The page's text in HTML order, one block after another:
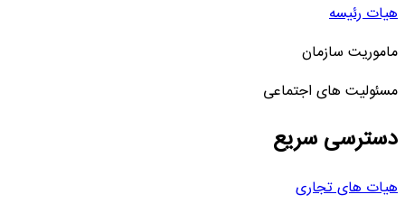
هیات رئیسه
ماموریت سازمان
مسئولیت های اجتماعی
دسترسی سریع
هیات های تجاری